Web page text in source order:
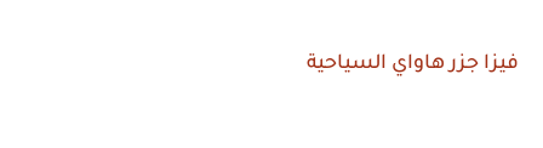
فيزا جزر هاواي السياحية